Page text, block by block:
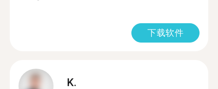
下载软件
K.